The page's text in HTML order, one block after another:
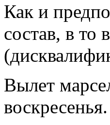
Как и
состав, в то
Вылет
воскресенья.